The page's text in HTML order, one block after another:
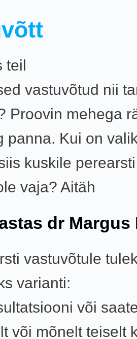
teil
vastuvõtud nii
Proovin mehega
panna. Kui on
kuskile
vaja? Aitäh
dr Margus
vastuvõtule
varianti:
või
või mõnelt teiselt